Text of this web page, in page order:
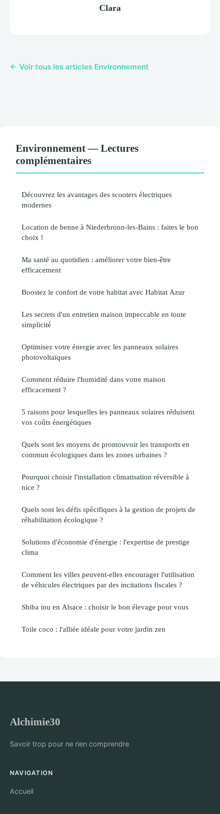
Clara
← Voir tous les articles Environnement
Environnement — Lectures
complémentaires
Découvrez les avantages des scooters électriques
modernes
Location de benne à Niederbronn-les-Bains : faites le bon
choix !
Ma santé au quotidien : améliorer votre bien-être
efficacement
Boostez le confort de votre habitat avec Habitat Azur
Les secrets d'un entretien maison impeccable en toute
simplicité
Optimisez votre énergie avec les panneaux solaires
photovoltaïques
Comment réduire l'humidité dans votre maison
efficacement ?
5 raisons pour lesquelles les panneaux solaires réduisent
vos coûts énergétiques
Quels sont les moyens de promouvoir les transports en
commun écologiques dans les zones urbaines ?
Pourquoi choisir l'installation climatisation réversible à
nice ?
Quels sont les défis spécifiques à la gestion de projets de
réhabilitation écologique ?
Solutions d'économie d'énergie : l'expertise de prestige
clima
Comment les villes peuvent-elles encourager l'utilisation
de véhicules électriques par des incitations fiscales ?
Shiba inu en Alsace : choisir le bon élevage pour vous
Toile coco : l'alliée idéale pour votre jardin zen
Alchimie30
Savoir trop pour ne rien comprendre
NAVIGATION
Accueil